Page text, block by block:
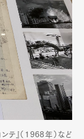
テ』（1968年）など